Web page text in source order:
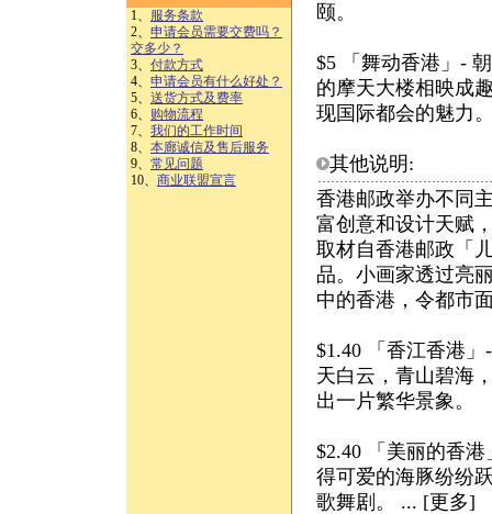
1、 服务条款
2、 申请会员需要交费吗？
交多少？
3、 付款方式
4、 申请会员有什么好处？
5、 送货方式及费率
6、 购物流程
7、 我们的工作时间
8、 本廊诚信及售后服务
9、 常见问题
10、 商业联盟宣言
颐。
$5 「舞动香港」-
的摩天大楼相映成
现国际都会的魅力
其他说明:
香港邮政举办不同
富创意和设计天赋
取材自香港邮政「
品。小画家透过亮
中的香港，令都市
$1.40 「香江香港
天白云，青山碧海
出一片繁华景象。
$2.40 「美丽的香
得可爱的海豚纷纷
歌舞剧。 ... [更多]